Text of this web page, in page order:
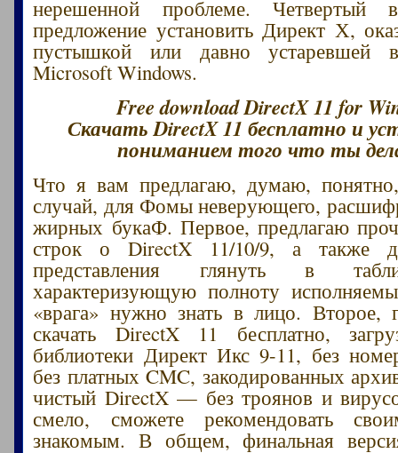
нерешенной проблеме. Четвертый
предложение установить Директ Х,
пустышкой или давно устаревшей
Microsoft Windows.
Free download DirectX 11 for
Скачать DirectX 11 бесплатно и
пониманием того что ты
Что я вам предлагаю, думаю,
случай, для Фомы неверующего,
жирных букаФ. Первое, предлагаю
строк о DirectX 11/10/9, а также
представления глянуть в
характеризующую полноту
«врага» нужно знать в лицо. Второе,
скачать DirectX 11 бесплатно,
библиотеки Директ Икс 9-11, без
без платных CMC, закодированных
чистый DirectX — без троянов и
смело, сможете рекомендовать
знакомым. В общем, финальная